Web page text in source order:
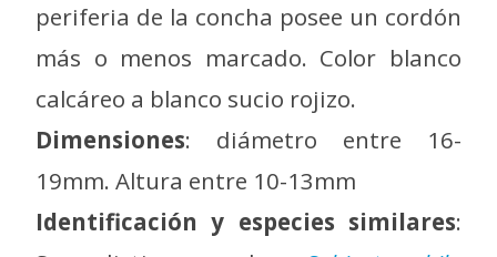
periferia de la concha posee un cordón
más o menos marcado. Color blanco
calcáreo a blanco sucio rojizo.
Dimensiones: diámetro entre 16-
19mm. Altura entre 10-13mm
Identificación y especies similares: